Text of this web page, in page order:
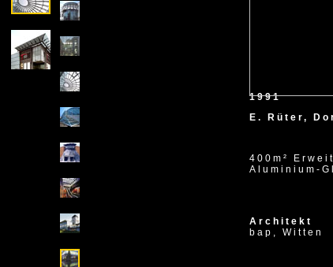
1991
E. Rüter,
400m²
Aluminium-
Architekt
bap, Witten